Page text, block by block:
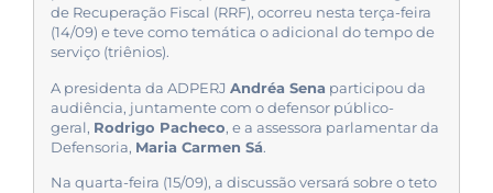
de Recuperação Fiscal (RRF), ocorreu nesta terça-feira
(14/09) e teve como temática o adicional do tempo de
serviço (triênios).
A presidenta da ADPERJ Andréa Sena participou da
audiência, juntamente com o defensor público-
geral, Rodrigo Pacheco, e a assessora parlamentar da
Defensoria, Maria Carmen Sá.
Na quarta-feira (15/09), a discussão versará sobre o teto